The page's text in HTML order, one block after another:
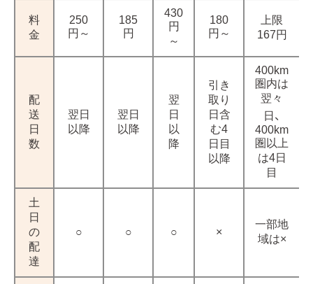
料
金
250
円～
185
円
430
円
～
180
円～
上限
167円
配
送
日
数
翌日
以降
翌日
以降
翌
日
以
降
引き
取り
日含
む4
日目
以降
400km
圏内は
翌々
日、
400km
圏以上
は4日
目
土
日
の
配
達
○ ○ ○ ×
一部地
域は×